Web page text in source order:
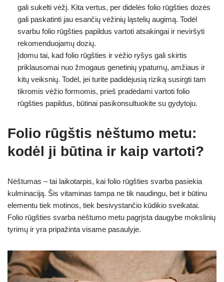
gali sukelti vėžį. Kita vertus, per didelės folio rūgšties dozės
gali paskatinti jau esančių vėžinių ląstelių augimą. Todėl
svarbu folio rūgšties papildus vartoti atsakingai ir neviršyti
rekomenduojamų dozių.
Įdomu tai, kad folio rūgšties ir vėžio ryšys gali skirtis
priklausomai nuo žmogaus genetinių ypatumų, amžiaus ir
kitų veiksnių. Todėl, jei turite padidėjusią riziką susirgti tam
tikromis vėžio formomis, prieš pradėdami vartoti folio
rūgšties papildus, būtinai pasikonsultuokite su gydytoju.
Folio rūgštis nėštumo metu:
kodėl ji būtina ir kaip vartoti?
Nėštumas – tai laikotarpis, kai folio rūgšties svarba pasiekia
kulminaciją. Šis vitaminas tampa ne tik naudingu, bet ir būtinu
elementu tiek motinos, tiek besivystančio kūdikio sveikatai.
Folio rūgšties svarba nėštumo metu pagrįsta daugybe mokslinių
tyrimų ir yra pripažinta visame pasaulyje.